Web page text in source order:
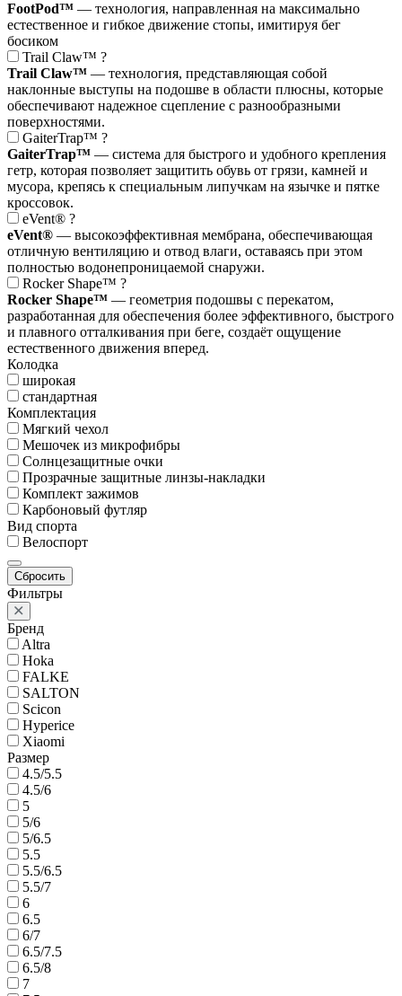
FootPod™ — технология, направленная на максимально
естественное и гибкое движение стопы, имитируя бег
босиком
Trail Claw™ ?
Trail Claw™ — технология, представляющая собой
наклонные выступы на подошве в области плюсны, которые
обеспечивают надежное сцепление с разнообразными
поверхностями.
GaiterTrap™ ?
GaiterTrap™ — система для быстрого и удобного крепления
гетр, которая позволяет защитить обувь от грязи, камней и
мусора, крепясь к специальным липучкам на язычке и пятке
кроссовок.
eVent® ?
eVent® — высокоэффективная мембрана, обеспечивающая
отличную вентиляцию и отвод влаги, оставаясь при этом
полностью водонепроницаемой снаружи.
Rocker Shape™ ?
Rocker Shape™ — геометрия подошвы с перекатом,
разработанная для обеспечения более эффективного, быстрого
и плавного отталкивания при беге, создаёт ощущение
естественного движения вперед.
Колодка
широкая
стандартная
Комплектация
Мягкий чехол
Мешочек из микрофибры
Солнцезащитные очки
Прозрачные защитные линзы-накладки
Комплект зажимов
Карбоновый футляр
Вид спорта
Велоспорт
Сбросить
Фильтры
Бренд
Altra
Hoka
FALKE
SALTON
Scicon
Hyperice
Xiaomi
Размер
4.5/5.5
4.5/6
5
5/6
5/6.5
5.5
5.5/6.5
5.5/7
6
6.5
6/7
6.5/7.5
6.5/8
7